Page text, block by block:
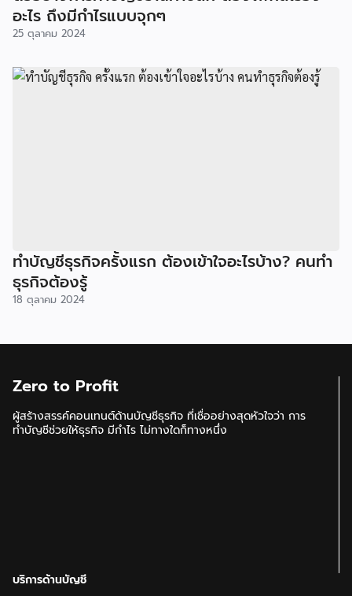
อะไร ถึงมีกำไรแบบจุกๆ
25 ตุลาคม 2024
ทำบัญชีธุรกิจครั้งแรก ต้องเข้าใจอะไรบ้าง? คนทำ
ธุรกิจต้องรู้
18 ตุลาคม 2024
Zero to Profit
ผู้สร้างสรรค์คอนเทนต์ด้านบัญชีธุรกิจ ที่เชื่ออย่างสุดหัวใจว่า การ
ทำบัญชีช่วยให้ธุรกิจ มีกำไร ไม่ทางใดก็ทางหนึ่ง
บริการด้านบัญชี